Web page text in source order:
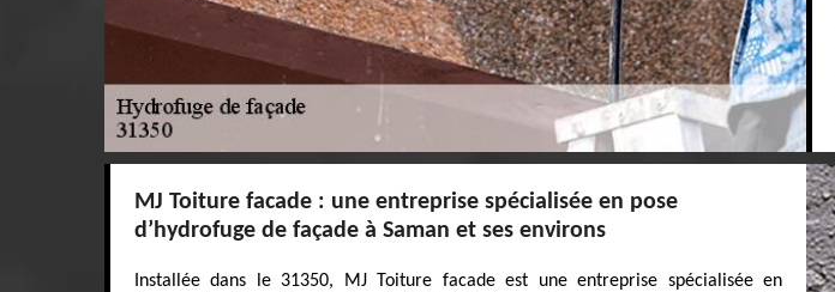
MJ Toiture facade : une entreprise spécialisée en pose
d’hydrofuge de façade à Saman et ses environs
Installée dans le 31350, MJ Toiture facade est une entreprise spécialisée en